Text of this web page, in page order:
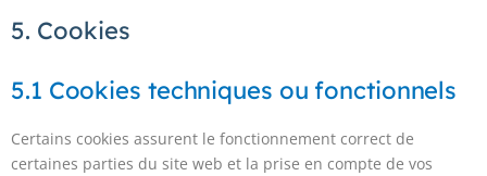
5. Cookies
5.1 Cookies techniques ou fonctionnels
Certains cookies assurent le fonctionnement correct de
certaines parties du site web et la prise en compte de vos